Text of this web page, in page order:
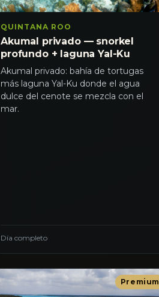
QUINTANA ROO
Akumal privado — snorkel
profundo + laguna Yal-Ku
Akumal privado: bahía de tortugas
más laguna Yal-Ku donde el agua
dulce del cenote se mezcla con el
mar.
Día completo
Premium